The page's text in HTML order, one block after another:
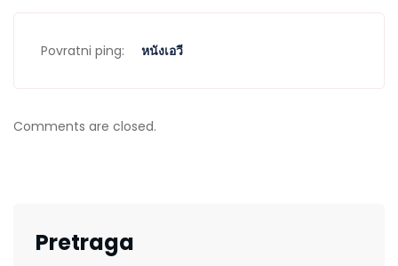
Povratni ping: หนังเอวี
Comments are closed.
Pretraga